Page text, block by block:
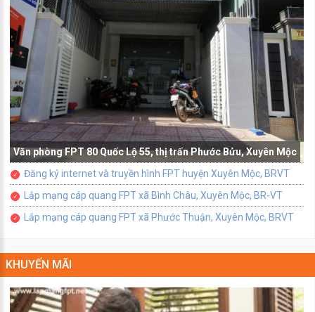
Văn phòng FPT 80 Quốc Lộ 55, thị trấn Phước Bửu, Xuyên Mộc
Đăng ký internet và truyền hình FPT huyện Xuyên Mộc, BRVT
Lắp mạng cáp quang FPT xã Bình Châu, Xuyên Mộc, BR-VT
Lắp mạng cáp quang FPT xã Phước Thuận, Xuyên Mộc, BRVT
KHUYẾN MÃI